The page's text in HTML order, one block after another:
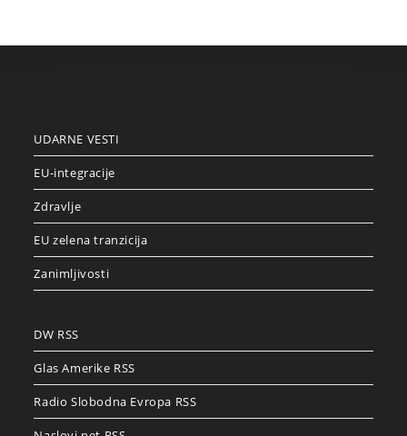
UDARNE VESTI
EU-integracije
Zdravlje
EU zelena tranzicija
Zanimljivosti
DW RSS
Glas Amerike RSS
Radio Slobodna Evropa RSS